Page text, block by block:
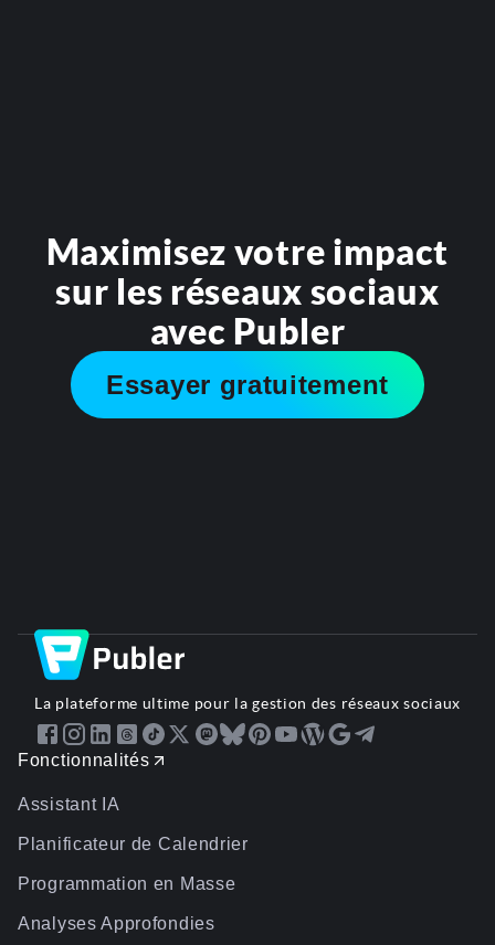
Maximisez votre impact
sur les réseaux sociaux
avec Publer
Essayer gratuitement
La plateforme ultime pour la gestion des réseaux sociaux
Fonctionnalités
Assistant IA
Planificateur de Calendrier
Programmation en Masse
Analyses Approfondies